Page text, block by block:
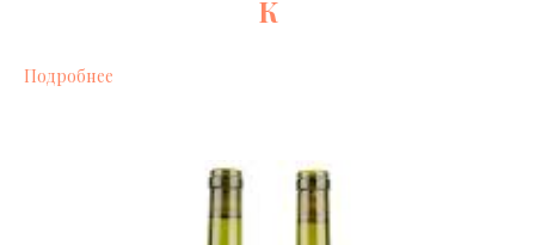
К
Подробнее